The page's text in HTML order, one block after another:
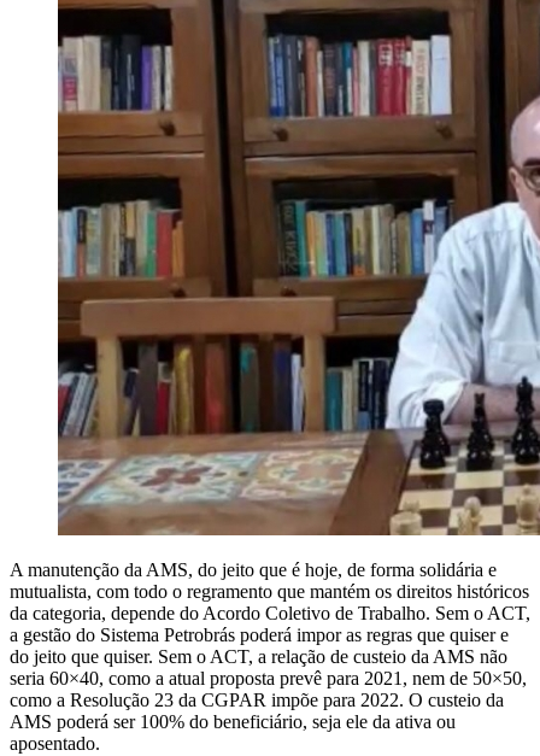
A manutenção da AMS, do jeito que é hoje, de forma solidária e
mutualista, com todo o regramento que mantém os direitos históricos
da categoria, depende do Acordo Coletivo de Trabalho. Sem o ACT,
a gestão do Sistema Petrobrás poderá impor as regras que quiser e
do jeito que quiser. Sem o ACT, a relação de custeio da AMS não
seria 60×40, como a atual proposta prevê para 2021, nem de 50×50,
como a Resolução 23 da CGPAR impõe para 2022. O custeio da
AMS poderá ser 100% do beneficiário, seja ele da ativa ou
aposentado.